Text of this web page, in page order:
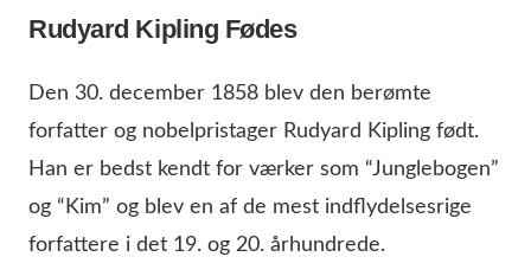
Rudyard Kipling Fødes
Den 30. december 1858 blev den berømte
forfatter og nobelpristager Rudyard Kipling født.
Han er bedst kendt for værker som “Junglebogen”
og “Kim” og blev en af de mest indflydelsesrige
forfattere i det 19. og 20. århundrede.